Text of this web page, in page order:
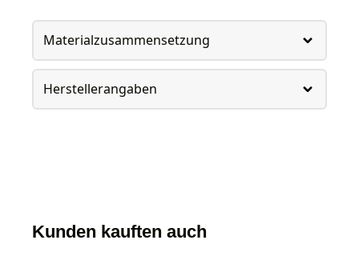
Materialzusammensetzung
Herstellerangaben
Kunden kauften auch